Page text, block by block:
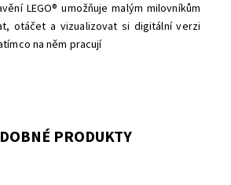
LEGO® umožňuje malým milovníkům
otáčet a vizualizovat si digitální verzi
na něm pracují
PRODUKTY